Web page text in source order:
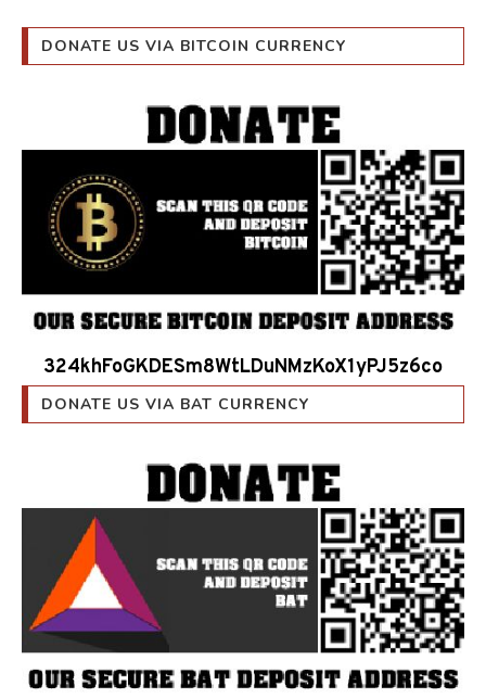
324khFoGKDESm8WtLDuNMzKoX1yPJ5z6co